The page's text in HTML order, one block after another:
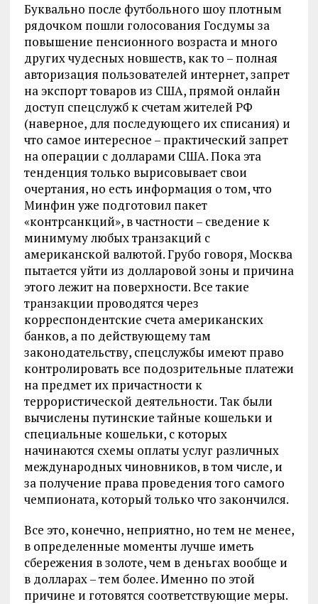
Буквально после футбольного шоу плотным
рядочком пошли голосования Госдумы за
повышение пенсионного возраста и много
других чудесных новшеств, как то – полная
авторизация пользователей интернет, запрет
на экспорт товаров из США, прямой онлайн
доступ спецслужб к счетам жителей РФ
(наверное, для последующего их списания) и
что самое интересное – практический запрет
на операции с долларами США. Пока эта
тенденция только вырисовывает свои
очертания, но есть информация о том, что
Минфин уже подготовил пакет
«контрсанкций», в частности – сведение к
минимуму любых транзакций с
американской валютой. Грубо говоря, Москва
пытается уйти из долларовой зоны и причина
этого лежит на поверхности. Все такие
транзакции проводятся через
корреспондентские счета американских
банков, а по действующему там
законодательству, спецслужбы имеют право
контролировать все подозрительные платежи
на предмет их причастности к
террористической деятельности. Так были
вычислены путинские тайные кошельки и
специальные кошельки, с которых
начинаются схемы оплаты услуг различных
международных чиновников, в том числе, и
за получение права проведения того самого
чемпионата, который только что закончился.
Все это, конечно, неприятно, но тем не менее,
в определенные моменты лучше иметь
сбережения в золоте, чем в деньгах вообще и
в долларах – тем более. Именно по этой
причине и готовятся соответствующие меры.